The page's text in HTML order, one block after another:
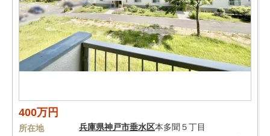
400万円
所在地 兵庫県神戸市垂水区本多聞５丁目